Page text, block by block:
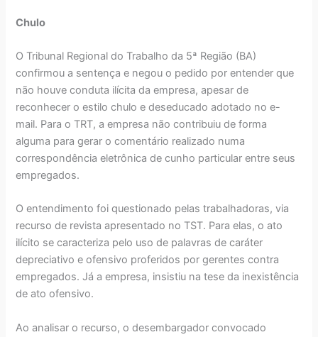
Chulo
O Tribunal Regional do Trabalho da 5ª Região (BA)
confirmou a sentença e negou o pedido por entender que
não houve conduta ilícita da empresa, apesar de
reconhecer o estilo chulo e deseducado adotado no e-
mail. Para o TRT, a empresa não contribuiu de forma
alguma para gerar o comentário realizado numa
correspondência eletrônica de cunho particular entre seus
empregados.
O entendimento foi questionado pelas trabalhadoras, via
recurso de revista apresentado no TST. Para elas, o ato
ilícito se caracteriza pelo uso de palavras de caráter
depreciativo e ofensivo proferidos por gerentes contra
empregados. Já a empresa, insistiu na tese da inexistência
de ato ofensivo.
Ao analisar o recurso, o desembargador convocado